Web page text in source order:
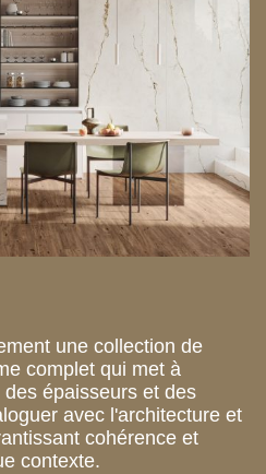
une collection de
complet qui met à
épaisseurs et des
avec l'architecture et
cohérence et
contexte.